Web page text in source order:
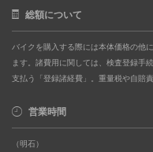
総額について
バイクを購入する際には本体価格の他
ます。諸費用に関しては、検査登録手
支払う「登録諸経費」。重量税や自賠
営業時間
（明石）